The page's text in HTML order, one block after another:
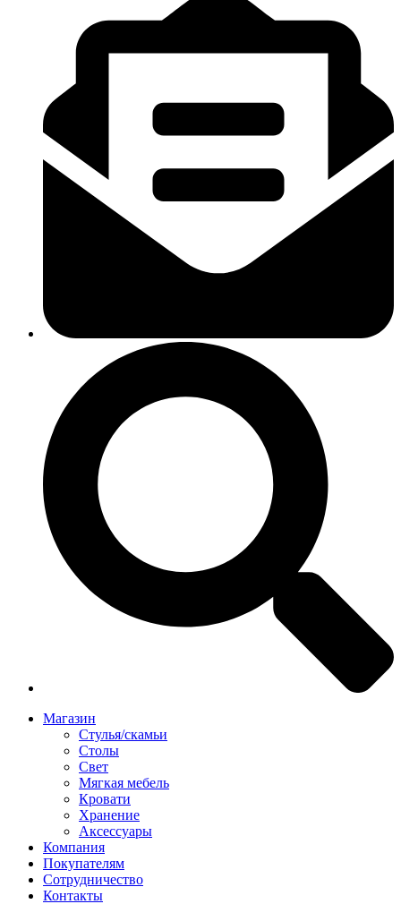
Магазин
Стулья/скамьи
Столы
Свет
Мягкая мебель
Кровати
Хранение
Аксессуары
Компания
Покупателям
Сотрудничество
Контакты